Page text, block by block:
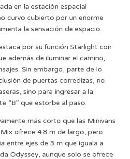
en la estación espacial
curvo cubierto por un enorme
la sensación de espacio.
por su función Starlight con
además de iluminar el camino,
Sin embargo, parte de lo
de puertas corredizas, no
sino para ingresar a la
“B” que estorbe al paso.
más corto que las Minivans
ofrece 4.8 m de largo, pero
entre ejes de 3 m que iguala a
Odyssey, aunque solo se ofrece